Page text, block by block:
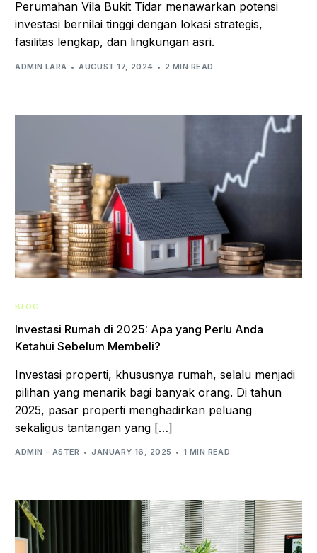
Perumahan Vila Bukit Tidar menawarkan potensi
investasi bernilai tinggi dengan lokasi strategis,
fasilitas lengkap, dan lingkungan asri.
ADMIN LARA AUGUST 17, 2024 2 MIN READ
BLOG
Investasi Rumah di 2025: Apa yang Perlu Anda
Ketahui Sebelum Membeli?
Investasi properti, khususnya rumah, selalu menjadi
pilihan yang menarik bagi banyak orang. Di tahun
2025, pasar properti menghadirkan peluang
sekaligus tantangan yang […]
ADMIN - ASTER JANUARY 16, 2025 1 MIN READ